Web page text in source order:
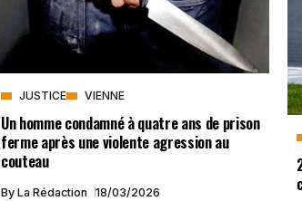
JUSTICE VIENNE
Un homme condamné à quatre ans de prison
ferme après une violente agression au
couteau
By La Rédaction 18/03/2026